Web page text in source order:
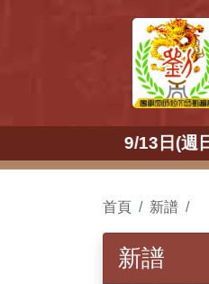
9/13日(週日)上
首頁 新譜
新譜